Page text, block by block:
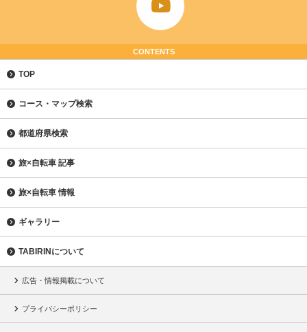
CONTENTS
TOP
コース・マップ検索
都道府県検索
旅×自転車 記事
旅×自転車 情報
ギャラリー
TABIRINについて
広告・情報掲載について
プライバシーポリシー